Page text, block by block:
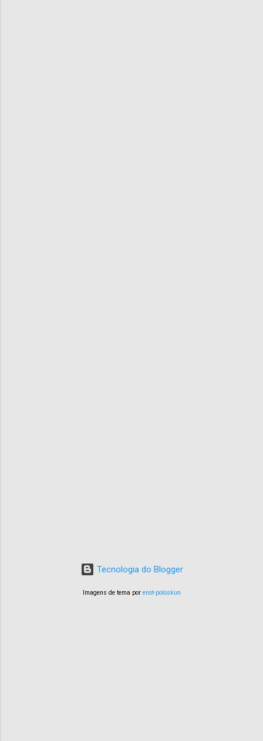
Tecnologia do Blogger
Imagens de tema por enot-poloskun